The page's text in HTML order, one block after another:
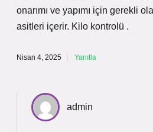
onarımı ve yapımı için gerekli
asitleri içerir. Kilo kontrolü .
Nisan 4, 2025 Yanıtla
admin